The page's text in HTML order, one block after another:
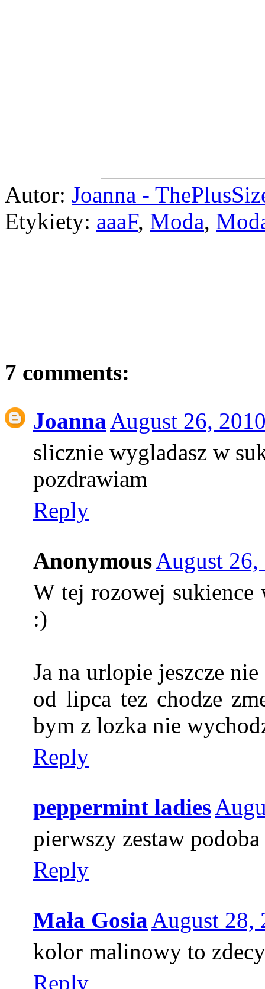
Autor: Joanna -
Etykiety: aaaF, Moda,
7 comments:
JoannaAugust 26,
slicznie wygladasz w
pozdrawiam
Reply
AnonymousAugust 26,
W tej rozowej sukience
:)
Ja na urlopie jeszcze
od lipca tez chodze
bym z lozka nie
Reply
peppermint ladies
pierwszy zestaw
Reply
Mała GosiaAugust 28,
kolor malinowy to
Reply